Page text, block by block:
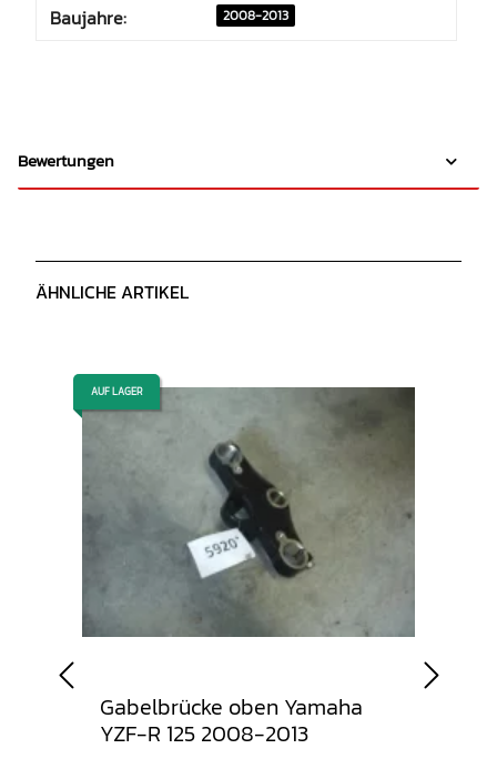
Baujahre: 2008-2013
Bewertungen
ÄHNLICHE ARTIKEL
AUF LAGER
Gabelbrücke oben Yamaha
YZF-R 125 2008-2013